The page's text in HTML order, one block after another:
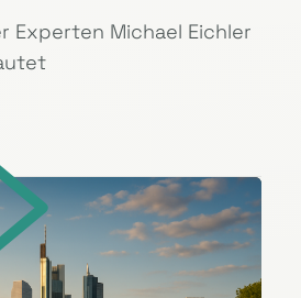
Experten Michael Eichler